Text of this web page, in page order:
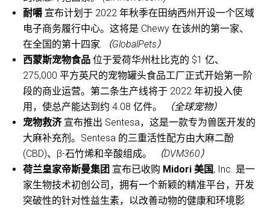
耐嚼 宣布计划于 2022 年秋季在田纳西州开设一个区域
电子商务履行中心。这将是 Chewy 在该州的第一家、
在全国的第十四家.（GlobalPets）
西蒙斯宠物食品 位于爱荷华州杜比克的 $1 亿、
275,000 平方英尺的宠物罐头食品工厂正式开始第一阶
段的商业运营。第二条生产线将于 2022 年初投入使
用，使总产能达到约 4.08 亿件。
（全球宠物）
宠物救济 宣布推出 Sentesa，这是一款专为兽医开发的
大麻补充剂。Sentesa 的三重活性配方由大麻二酚
(CBD)、β-石竹烯和辛酸组成。
（DVM360）
荷兰皇家帝斯曼集团 宣布已收购 Midori 美国, Inc. 是一
家生物技术初创公司，拥有一个新颖的精准平台，开发
突破性的针对性益生素，以改善动物的健康和环境影